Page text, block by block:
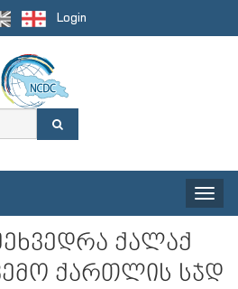
Login
Toggle
ქალაქ
ქართლის სჯდ